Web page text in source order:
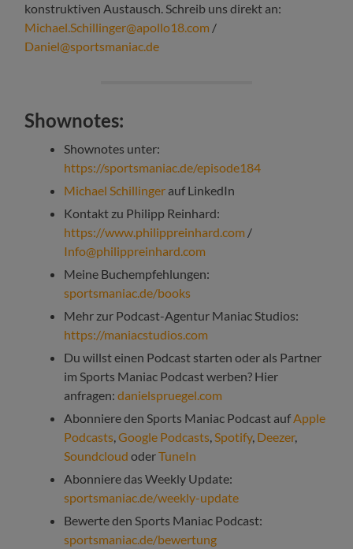
konstruktiven Austausch. Schreib uns direkt an:
Michael.Schillinger@apollo18.com /
Daniel@sportsmaniac.de
Shownotes:
Shownotes unter:
https://sportsmaniac.de/episode184
Michael Schillinger auf LinkedIn
Kontakt zu Philipp Reinhard:
https://www.philippreinhard.com /
Info@philippreinhard.com
Meine Buchempfehlungen:
sportsmaniac.de/books
Mehr zur Podcast-Agentur Maniac Studios:
https://maniacstudios.com
Du willst einen Podcast starten oder als Partner
im Sports Maniac Podcast werben? Hier
anfragen:danielspruegel.com
Abonniere den Sports Maniac Podcast aufApple
Podcasts,Google Podcasts,Spotify, Deezer,
Soundcloud oderTuneIn
Abonniere das Weekly Update:
sportsmaniac.de/weekly-update
Bewerte den Sports Maniac Podcast:
sportsmaniac.de/bewertung